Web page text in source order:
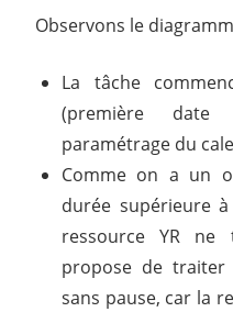
Observons le
La tâche
(première date
paramétrage du
Comme on a un
durée supérieure
ressource YR ne
propose de traiter
sans pause, car la